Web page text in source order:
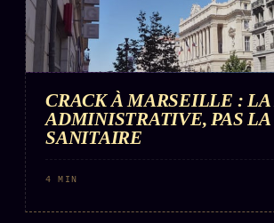
CRACK À MARSEILLE : LA
ADMINISTRATIVE, PAS LA
SANITAIRE
4 MIN